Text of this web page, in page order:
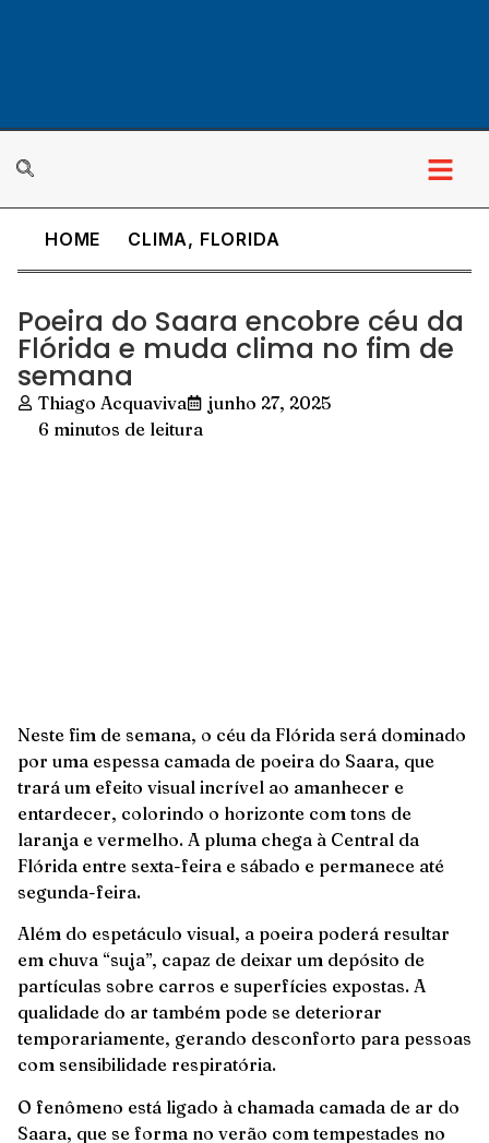
HOME CLIMA, FLORIDA
Poeira do Saara encobre céu da
Flórida e muda clima no fim de
semana
Thiago Acquaviva
junho 27, 2025
6 minutos de leitura
Neste fim de semana, o céu da Flórida será dominado
por uma espessa camada de poeira do Saara, que
trará um efeito visual incrível ao amanhecer e
entardecer, colorindo o horizonte com tons de
laranja e vermelho. A pluma chega à Central da
Flórida entre sexta-feira e sábado e permanece até
segunda-feira.
Além do espetáculo visual, a poeira poderá resultar
em chuva “suja”, capaz de deixar um depósito de
partículas sobre carros e superfícies expostas. A
qualidade do ar também pode se deteriorar
temporariamente, gerando desconforto para pessoas
com sensibilidade respiratória.
O fenômeno está ligado à chamada camada de ar do
Saara, que se forma no verão com tempestades no